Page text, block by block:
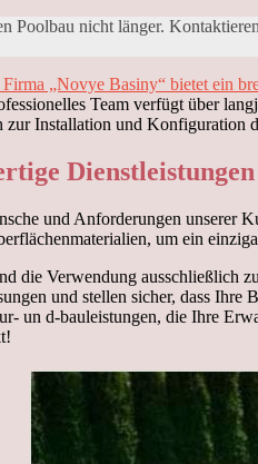
Poolbau nicht länger.
„Novye Basiny“ bietet ein
Team verfügt über
Installation und Konfiguration
Dienstleistungen
und Anforderungen unserer
um ein
die Verwendung ausschließlich
und stellen sicher, dass
un d-bauleistungen, die Ihre